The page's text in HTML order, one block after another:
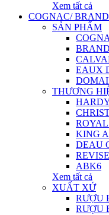
Xem tất cả
COGNAC/
SẢN PHẨM
EAUX
THƯƠNG
KING
DEAU
ABK6
Xem tất cả
XUẤT XỨ
RƯỢU
RƯỢU